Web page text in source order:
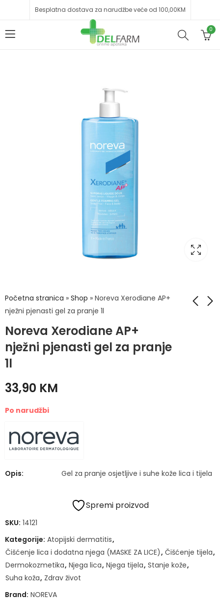
Besplatna dostava za narudžbe veće od 100,00KM
0
Početna stranica » Shop » Noreva Xerodiane AP+
nježni pjenasti gel za pranje 1l
Noreva Xerodiane AP+
nježni pjenasti gel za pranje
1l
AP+ krema za
kupanje 500ml
KM
AP+ palpebral 20ml
47,10
33,90 KM
Po narudžbi
Opis: Gel za pranje osjetljive i suhe kože lica i tijela
Spremi proizvod
SKU: 14121
Kategorije: Atopijski dermatitis,
Čišćenje lica i dodatna njega (MASKE ZA LICE), Čišćenje tijela,
Dermokozmetika, Njega lica, Njega tijela, Stanje kože,
Suha koža, Zdrav život
Brand: NOREVA